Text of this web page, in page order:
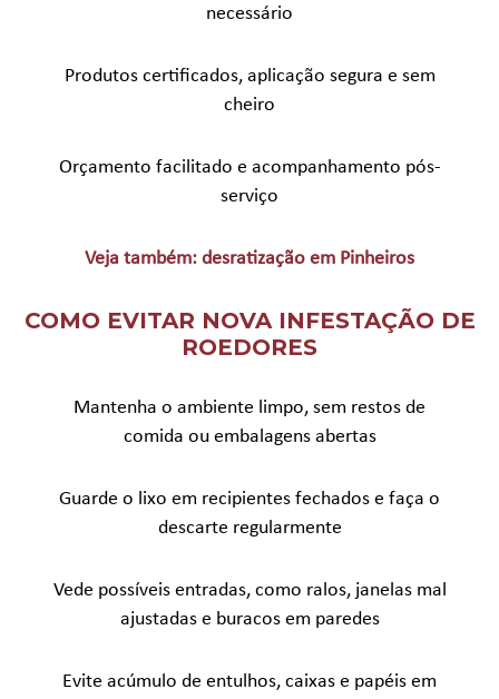
necessário
Produtos certificados, aplicação segura e sem
cheiro
Orçamento facilitado e acompanhamento pós-
serviço
Veja também: desratização em Pinheiros
COMO EVITAR NOVA INFESTAÇÃO DE
ROEDORES
Mantenha o ambiente limpo, sem restos de
comida ou embalagens abertas
Guarde o lixo em recipientes fechados e faça o
descarte regularmente
Vede possíveis entradas, como ralos, janelas mal
ajustadas e buracos em paredes
Evite acúmulo de entulhos, caixas e papéis em